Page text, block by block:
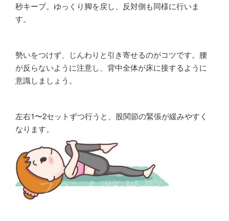
秒キープ。ゆっくり脚を戻し、反対側も同様に行いま
す。
勢いをつけず、じんわりと引き寄せるのがコツです。腰
が反らないように注意し、背中全体が床に接するように
意識しましょう。
左右1〜2セットずつ行うと、股関節の緊張が緩みやすく
なります。